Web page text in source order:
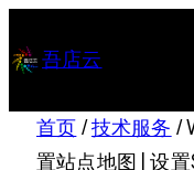
至 吾店云
首页 /技术服务 /
置站点地图 | 设